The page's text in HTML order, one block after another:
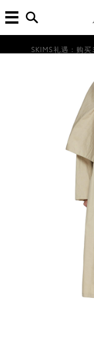
单
入
搜
索
息...
SKIMS礼遇：购